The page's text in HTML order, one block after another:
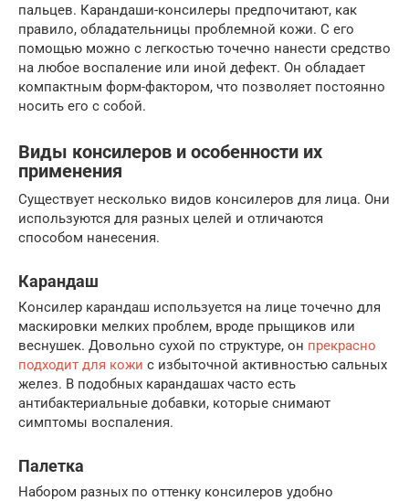
пальцев. Карандаши-консилеры предпочитают, как
правило, обладательницы проблемной кожи. С его
помощью можно с легкостью точечно нанести средство
на любое воспаление или иной дефект. Он обладает
компактным форм-фактором, что позволяет постоянно
носить его с собой.
Виды консилеров и особенности их
применения
Существует несколько видов консилеров для лица. Они
используются для разных целей и отличаются
способом нанесения.
Карандаш
Консилер карандаш используется на лице точечно для
маскировки мелких проблем, вроде прыщиков или
веснушек. Довольно сухой по структуре, он прекрасно
подходит для кожи с избыточной активностью сальных
желез. В подобных карандашах часто есть
антибактериальные добавки, которые снимают
симптомы воспаления.
Палетка
Набором разных по оттенку консилеров удобно